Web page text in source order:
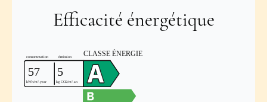
Efficacité énergétique